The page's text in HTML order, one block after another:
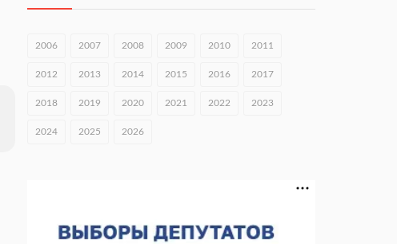
кибербезопасности
06.08.2026 18:02
Проект ФОК на Родионова отмечен на конкурсе
2006 2007 2008 2009 2010 2011
2012 2013 2014 2015 2016 2017
2018 2019 2020 2021 2022 2023
2024 2025 2026